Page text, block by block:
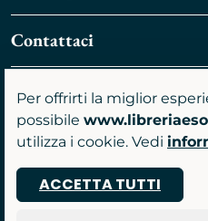
Contattaci
Vieni a trovarci
Per offrirti la miglior
possibile
utilizza i cookie. Vedi
ACCETTA TUTTI